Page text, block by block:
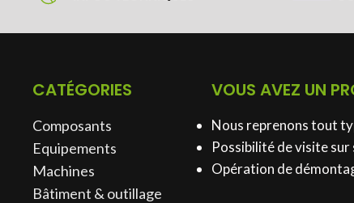
CATÉGORIES
Composants
Equipements
Machines
Bâtiment & outillage​
VOUS AVEZ UN
Nous reprenons tout
Possibilité de visite sur
Opération de